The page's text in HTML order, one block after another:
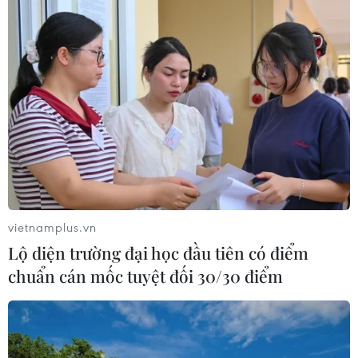
động ứng phó với áp thấp nhiệt đới
07/08/2026 08:21
Hạn hán nghiêm trọng đe dọa "huyết
mạch" kinh tế châu Âu
07/08/2026 07:58
Xem thêm
CƠ QUAN CHỦ QUẢN: THÔNG TẤN XÃ VIỆT NAM
vietnamplus.vn
Lộ diện trường đại học đầu tiên có điểm
chuẩn cán mốc tuyệt đối 30/30 điểm